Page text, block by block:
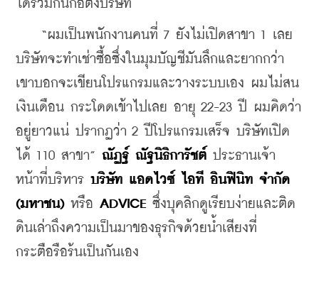
ได้ร่วมกันก่อตั้งบริษัท
“ผมเป็นพนักงานคนที่ 7 ยังไม่เปิดสาขา 1 เลย
บริษัทจะทำเช่าซื้อซึ่งในมุมบัญชีมันลึกและยากกว่า
เขาบอกจะเขียนโปรแกรมและวางระบบเอง ผมไม่สน
เงินเดือน กระโดดเข้าไปเลย อายุ 22-23 ปี ผมคิดว่า
อยู่ยาวแน่ ปรากฏว่า 2 ปีโปรแกรมเสร็จ บริษัทเปิด
ได้ 110 สาขา” ณัฏฐ์ ณัฐนิธิการัชต์ ประธานเจ้า
หน้าที่บริหาร บริษัท แอดไวซ์ ไอที อินฟินิท จำกัด
(มหาชน) หรือ ADVICE ซึ่งบุคลิกดูเรียบง่ายและติด
ดินเล่าถึงความเป็นมาของธุรกิจด้วยน้ำเสียงที่
กระตือรือร้นเป็นกันเอง